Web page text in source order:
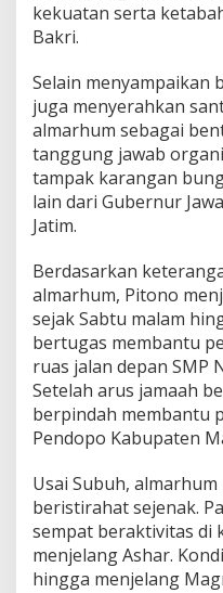
kekuatan serta
Bakri.
Selain menyampaikan
juga menyerahkan
almarhum sebagai
tanggung jawab
tampak karangan
lain dari Gubernur
Jatim.
Berdasarkan
almarhum, Pitono
sejak Sabtu malam
bertugas membantu
ruas jalan depan SMP
Setelah arus jamaah
berpindah membantu
Pendopo Kabupaten
Usai Subuh,
beristirahat sejenak.
sempat beraktivitas di
menjelang Ashar.
hingga menjelang